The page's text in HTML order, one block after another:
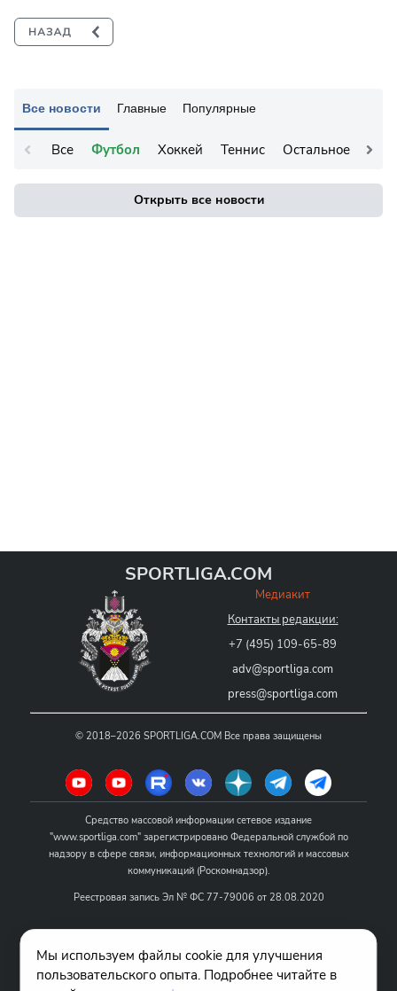
Все новости Главные Популярные
Все Футбол Хоккей Теннис Остальное
Открыть все новости
SPORTLIGA.COM
Медиакит
Контакты редакции:
+7 (495) 109-65-89
adv@sportliga.com
press@sportliga.com
© 2018–2026 SPORTLIGA.COM Все права защищены
Средство массовой информации сетевое издание
"www.sportliga.com" зарегистрировано Федеральной службой по
надзору в сфере связи, информационных технологий и массовых
коммуникаций (Роскомнадзор).
Реестровая запись Эл № ФС 77-79006 от 28.08.2020
Название - www.sportliga.com
Учредитель СМИ сетевого издания "www.sportliga.com": ИП Чамин
О.Н.
Мы используем файлы cookie для улучшения
пользовательского опыта. Подробнее читайте в